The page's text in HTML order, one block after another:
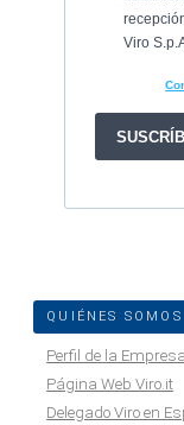
QUIÉNES SOMOS
Perfil de la Empresa
Página Web Viro.it
Delegado Viro en